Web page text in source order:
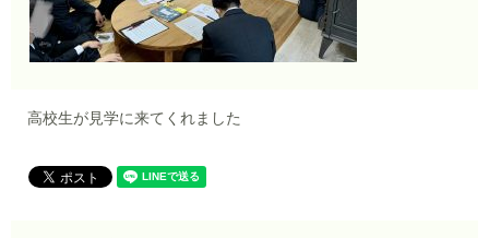
高校生が見学に来てくれました